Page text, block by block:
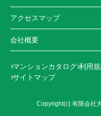
アクセスマップ
会社概要
マンションカタログ 利用
サイトマップ
Copyright(c) 有限会社